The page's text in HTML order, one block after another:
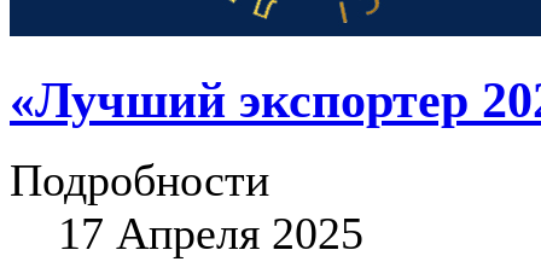
«Лучший экспортер
Подробности
17 Апреля 2025